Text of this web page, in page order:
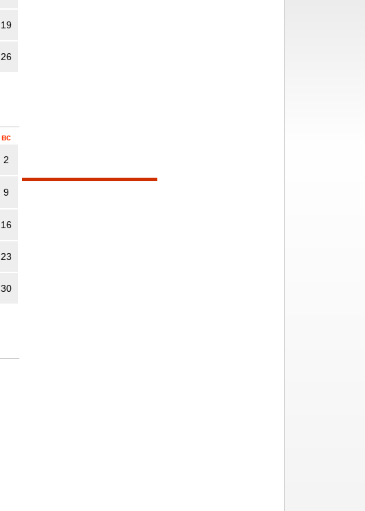
19
26
вс
2
9
16
23
30